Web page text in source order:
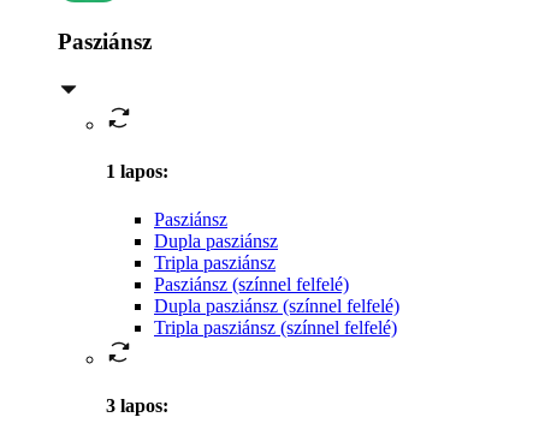
Pasziánsz
1 lapos:
Pasziánsz
Dupla pasziánsz
Tripla pasziánsz
Pasziánsz (színnel felfelé)
Dupla pasziánsz (színnel felfelé)
Tripla pasziánsz (színnel felfelé)
3 lapos: